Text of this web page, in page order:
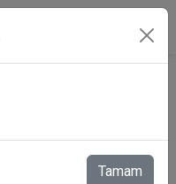
Tamam